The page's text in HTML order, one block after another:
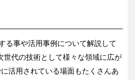
る事や活用事例について解説して
世代の技術として様々な領域に広が
活用されている場面もたくさんあ